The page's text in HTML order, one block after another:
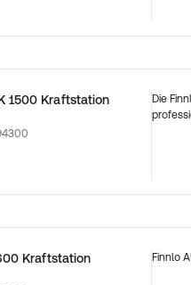
1500 Kraftstation
Die
Kraftstation Finnlo